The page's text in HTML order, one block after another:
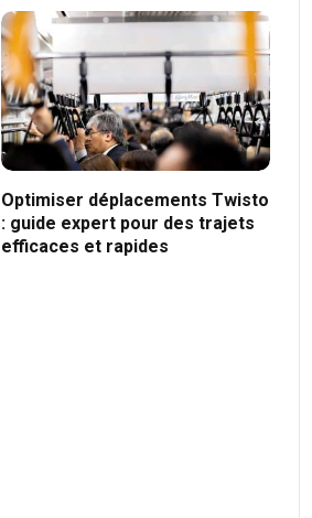
Optimiser déplacements Twisto
: guide expert pour des trajets
efficaces et rapides